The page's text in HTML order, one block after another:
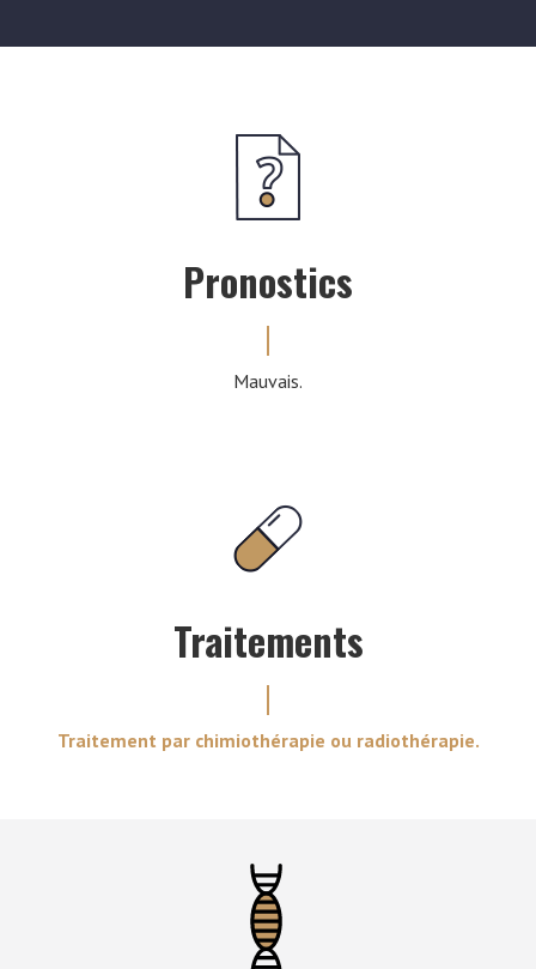
Pronostics
Mauvais.
Traitements
Traitement par chimiothérapie ou radiothérapie.